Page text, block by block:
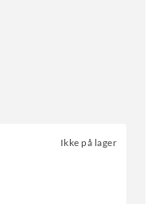
Ikke på lager